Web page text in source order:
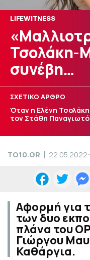
LIFEWITNESS
Τσολάκη-
συνέβη…
ΣΧΕΤΙΚΟ ΑΡΘΡΟ
Όταν η Ελένη
τον Στάθη
TO10.GR
Αφορμή για
των δυο
πλάνα του
Γιώργου
Καθάργια.